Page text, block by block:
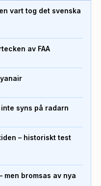
vart tog det svenska
av FAA
syns på radarn
– historiskt test
bromsas av nya